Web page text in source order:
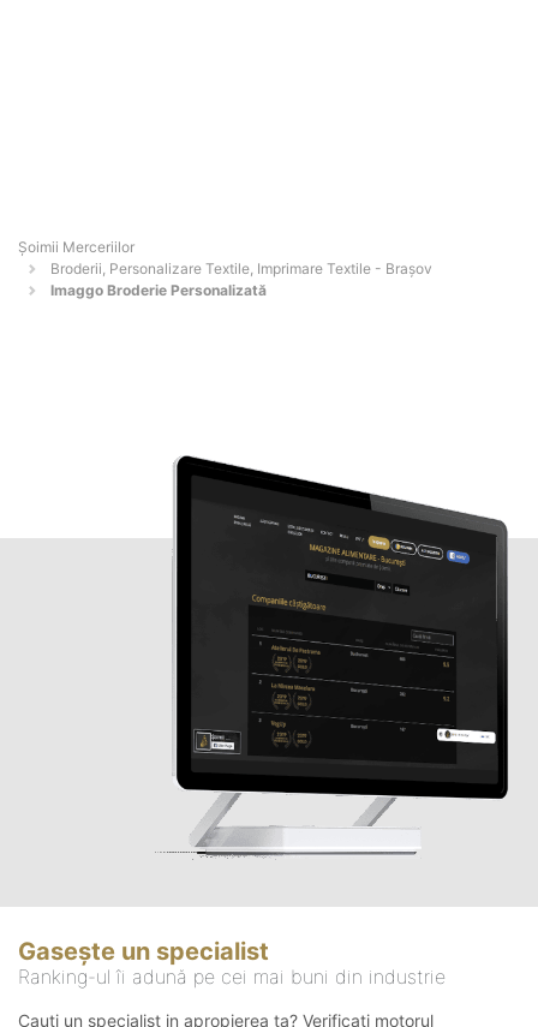
Șoimii Merceriilor
Broderii, Personalizare Textile, Imprimare Textile - Braşov
Imaggo Broderie Personalizată
Gasește un specialist
Ranking-ul îi adună pe cei mai buni din industrie
Cauți un specialist in apropierea ta? Verificați motorul